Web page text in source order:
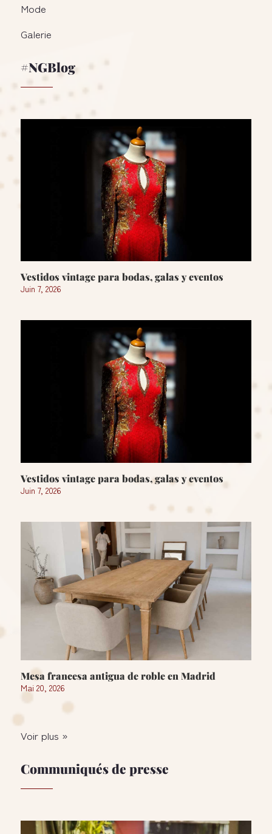
Mode
Galerie
#NGBlog
Vestidos vintage para bodas, galas y eventos
Juin 7, 2026
Vestidos vintage para bodas, galas y eventos
Juin 7, 2026
Mesa francesa antigua de roble en Madrid
Mai 20, 2026
Voir plus »
Communiqués de presse